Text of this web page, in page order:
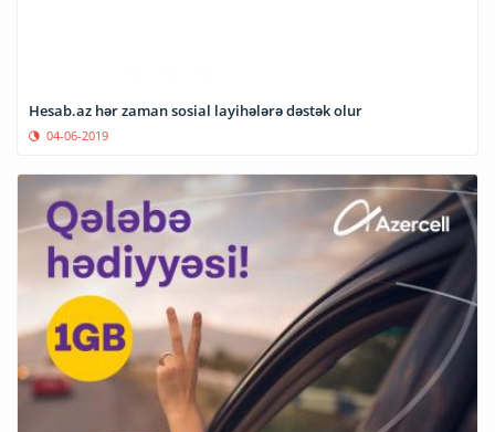
Hesab.az hər zaman sosial layihələrə dəstək olur
04-06-2019